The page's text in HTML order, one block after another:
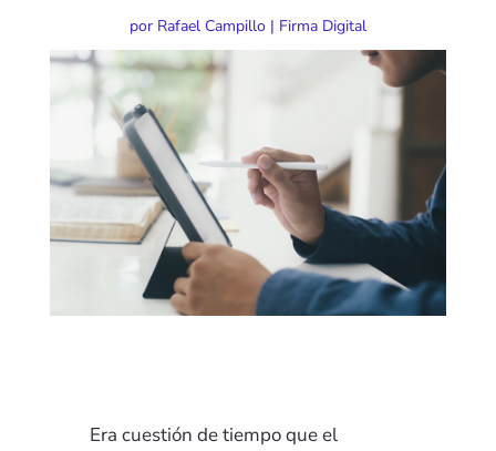
por Rafael Campillo| Firma Digital
Era cuestión de tiempo que el